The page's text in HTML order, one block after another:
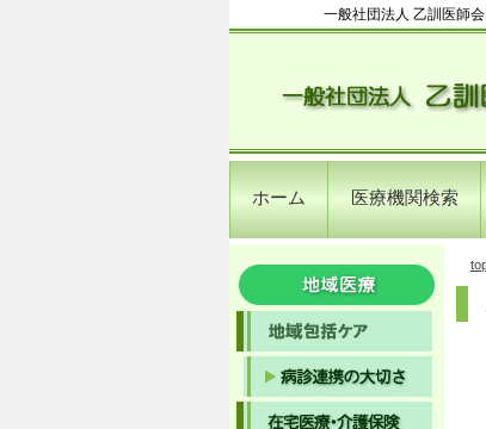
一般社団法人 乙訓医師会
ホーム 医療機関検索